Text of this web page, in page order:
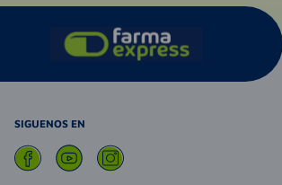
SIGUENOS EN